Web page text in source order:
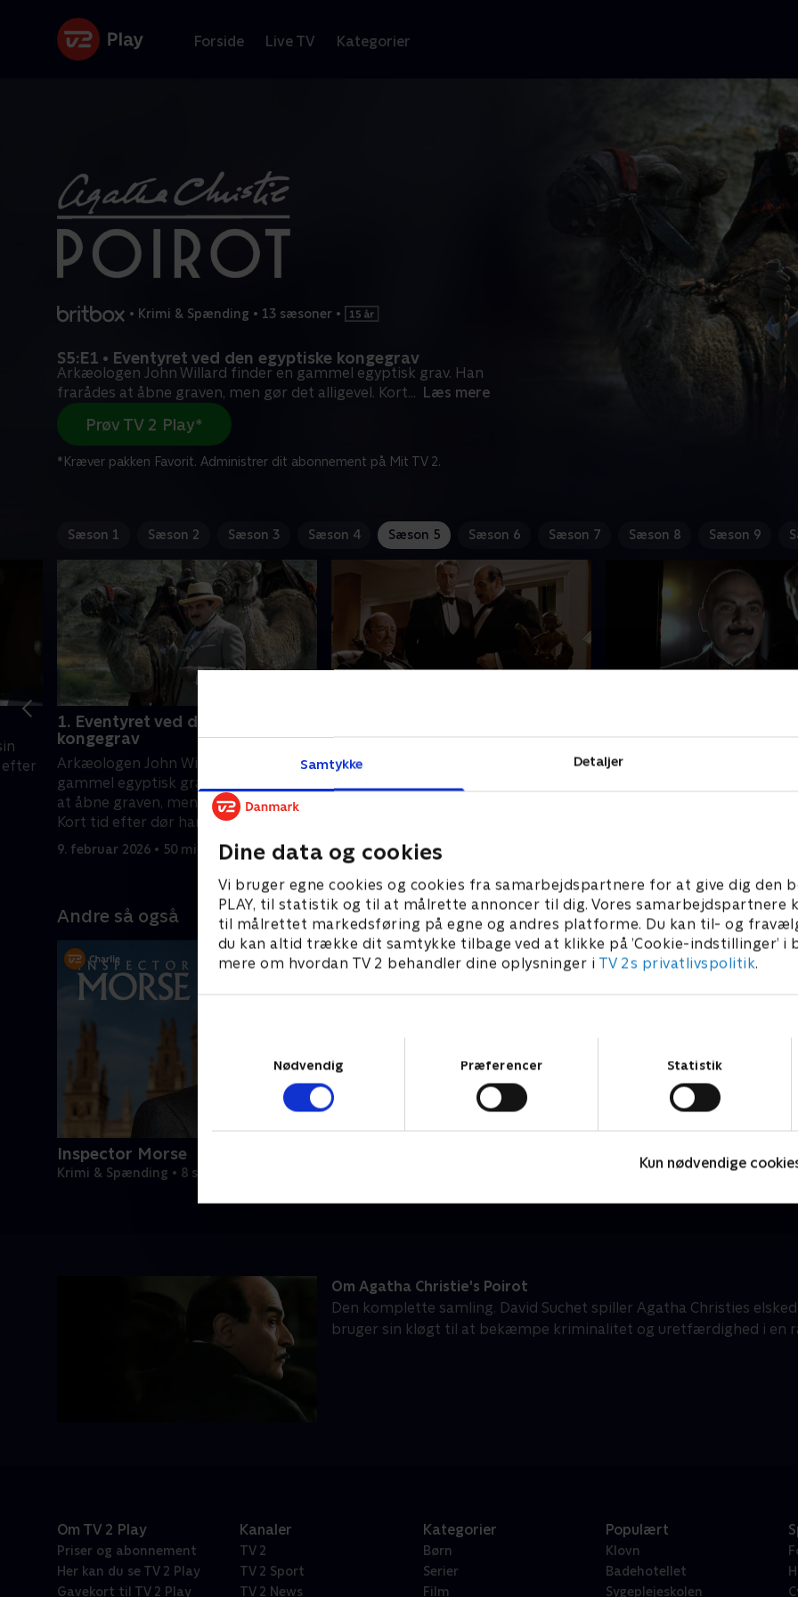
Samtykke Detaljer
Dine data og cookies
Vi bruger egne cookies og cookies fra samarbejdspartnere for at give dig den
PLAY, til statistik og til at målrette annoncer til dig. Vores samarbejdspartnere
til målrettet markedsføring på egne og andres platforme. Du kan til- og
du kan altid trække dit samtykke tilbage ved at klikke på ’Cookie-indstillinger’ i
mere om hvordan TV 2 behandler dine oplysninger i TV 2s privatlivspolitik.
Nødvendig
Præferencer Statistik
Kun nødvendige
Forside Live TV Kategorier
• Krimi & Spænding • 13 sæsoner •
S5:E1 • Eventyret ved den egyptiske kongegrav
Arkæologen John Willard finder en gammel egyptisk grav. Han
frarådes at åbne graven, men gør det alligevel. Kort... Læs mere
Prøv TV 2 Play*
*Kræver pakken Favorit. Administrer dit abonnement på Mit TV 2.
Sæson 1 Sæson 2 Sæson 3 Sæson 4 Sæson 5 Sæson 6 Sæson 7 Sæson 8 Sæson 9
efter
1. Eventyret ved den egyptiske
kongegrav
Arkæologen John Willard finder en
gammel egyptisk grav. Han frarådes
at åbne graven, men gør det alligevel.
Kort tid efter dør han af et
hjerteanfald.
9. februar 2026 • 50 min
tjene penge på 2. verdenskrig, der
kan bryde ud når som helst. Astwell
blev en kvinde ved navn Iris
Andre så også
Inspector Morse
Krimi & Spænding • 8 sæsoner
Om Agatha Christie's Poirot
Den komplette samling. David Suchet spiller Agatha Christies
bruger sin kløgt til at bekæmpe kriminalitet og uretfærdighed i en
Om TV 2 Play
Priser og abonnement
Her kan du se TV 2 Play
Gavekort til TV 2 Play
Kanaler
TV 2
TV 2 Sport
TV 2 News
Kategorier
Børn
Serier
Film
Populært
Klovn
Badehotellet
Sygeplejeskolen